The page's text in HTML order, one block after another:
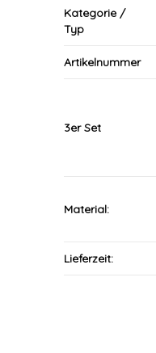
Kategorie /
Typ
Artikelnummer
3er Set
Material:
Lieferzeit: